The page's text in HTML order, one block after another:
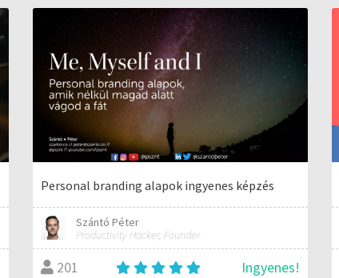
Personal branding alapok ingyenes képzés
Szántó Péter
Productivity Hacker, Founder
201 Ingyenes!